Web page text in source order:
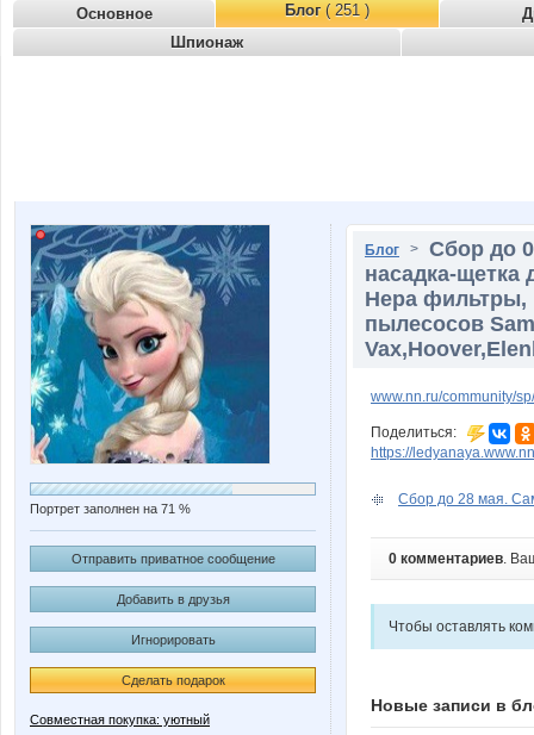
Основное Блог( 251 )
Шпионаж
Портрет заполнен на 71 %
Отправить приватное сообщение
Добавить в друзья
Игнорировать
Сделать подарок
Совместная покупка: уютный
Блог > Сбор до
насадка-
Hepa фильтры,
пылесосов
www.nn.ru/community/
Поделиться:
https://
Сбор до 28 мая.
0 комментариев.
Чтобы оставлять
Новые записи в